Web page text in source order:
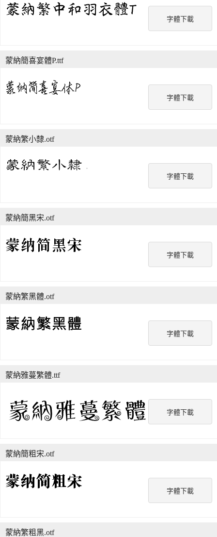
字體下載
字體下載
蒙納簡喜宴體P.ttf
字體下載
蒙納繁小隸.otf
字體下載
蒙納簡黑宋.otf
字體下載
蒙納繁黑體.otf
字體下載
蒙納雅蔓繁體.ttf
字體下載
蒙納簡粗宋.otf
蒙納繁粗黑.otf